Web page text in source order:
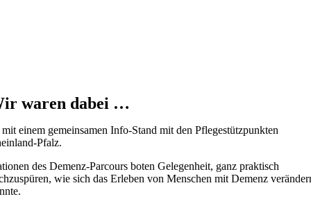
waren dabei …
einem gemeinsamen Info-Stand mit den Pflegestützpunkten
Pfalz.
des Demenz-Parcours boten Gelegenheit, ganz praktisch
wie sich das Erleben von Menschen mit Demenz